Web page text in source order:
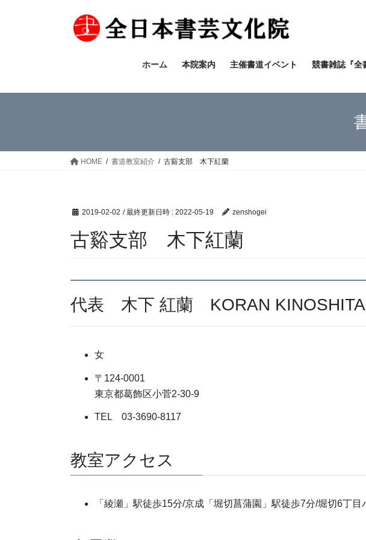
ス
ン
ホーム 本院案内 主催書道イベント 競書雑誌『全
HOME 書道教室紹介 古谿支部 木下紅蘭
2019-02-02 / 最終更新日時 : 2022-05-19 zenshogei
古谿支部 木下紅蘭
代表 木下 紅蘭 KORAN KINOSHITA
女
〒124-0001
東京都葛飾区小菅2-30-9
TEL 03-3690-8117
教室アクセス
「綾瀬」駅徒歩15分/京成「堀切菖蒲園」駅徒歩7分/堀切6丁目